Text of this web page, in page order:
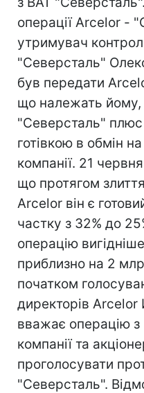
операції Arcelor -
утримувач
"Северсталь"
був передати
що належать йому,
"Северсталь"
готівкою в обмін
компанії. 21
що протягом
Arcelor він є
частку з 32% до
операцію
приблизно на 2
початком
директорів
вважає операцію
компанії та
проголосувати
"Северсталь".